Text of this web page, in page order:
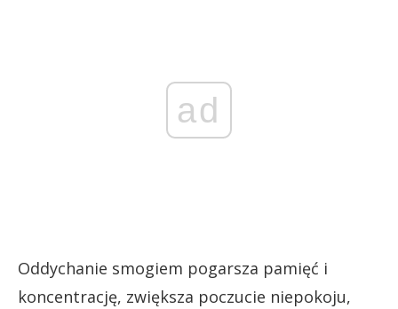
ad
Oddychanie smogiem pogarsza pamięć i
koncentrację, zwiększa poczucie niepokoju,